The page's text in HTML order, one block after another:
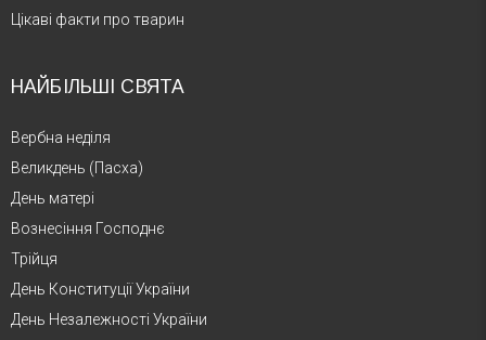
Цікаві факти про тварин
НАЙБІЛЬШІ СВЯТА
Вербна неділя
Великдень (Пасха)
День матері
Вознесіння Господнє
Трійця
День Конституції України
День Незалежності України